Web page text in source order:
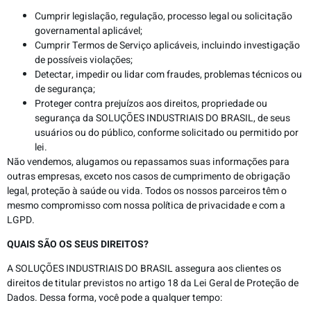
Cumprir legislação, regulação, processo legal ou solicitação
governamental aplicável;
Cumprir Termos de Serviço aplicáveis, incluindo investigação
de possíveis violações;
Detectar, impedir ou lidar com fraudes, problemas técnicos ou
de segurança;
Proteger contra prejuízos aos direitos, propriedade ou
segurança da SOLUÇÕES INDUSTRIAIS DO BRASIL, de seus
usuários ou do público, conforme solicitado ou permitido por
lei.
Não vendemos, alugamos ou repassamos suas informações para
outras empresas, exceto nos casos de cumprimento de obrigação
legal, proteção à saúde ou vida. Todos os nossos parceiros têm o
mesmo compromisso com nossa política de privacidade e com a
LGPD.
QUAIS SÃO OS SEUS DIREITOS?
A SOLUÇÕES INDUSTRIAIS DO BRASIL assegura aos clientes os
direitos de titular previstos no artigo 18 da Lei Geral de Proteção de
Dados. Dessa forma, você pode a qualquer tempo: